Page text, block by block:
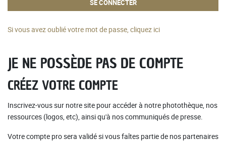
Si vous avez oublié votre mot de passe, cliquez ici
JE NE POSSÈDE PAS DE COMPTE
CRÉEZ VOTRE COMPTE
Inscrivez-vous sur notre site pour accéder à notre photothèque, nos
ressources (logos, etc), ainsi qu'à nos communiqués de presse.
Votre compte pro sera validé si vous faîtes partie de nos partenaires